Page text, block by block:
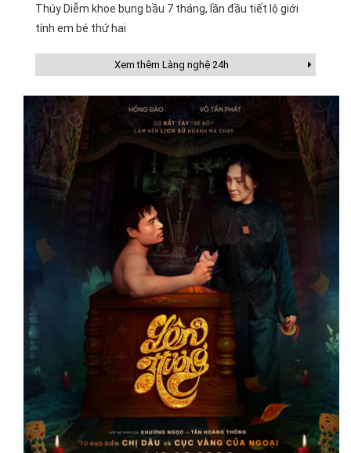
Thúy Diễm khoe bụng bầu 7 tháng, lần đầu tiết lộ giới
tính em bé thứ hai
Xem thêm Làng nghệ 24h